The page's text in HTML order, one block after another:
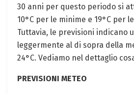
30 anni per questo periodo si
10°C per le minime e 19°C per
Tuttavia, le previsioni indicano
leggermente al di sopra della
24°C. Vediamo nel dettaglio
PREVISIONI METEO